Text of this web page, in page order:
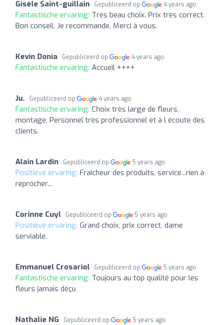
Gisèle Saint-guillain Gepubliceerd op 4 years ago
Fantastische ervaring: Très beau choix. Prix très correct.
Bon conseil. Je recommande. Merci à vous.
Kevin Donia Gepubliceerd op 4 years ago
Fantastische ervaring: Accueil ++++
Ju. Gepubliceerd op 4 years ago
Fantastische ervaring: Choix très large de fleurs,
montage. Personnel très professionnel et à l écoute des
clients.
Alain Lardin Gepubliceerd op 5 years ago
Positieve ervaring: Fraîcheur des produits, service...rien à
reprocher...
Corinne Cuyl Gepubliceerd op 5 years ago
Positieve ervaring: Grand choix, prix correct, dame
serviable.
Emmanuel Crosariol Gepubliceerd op 5 years ago
Fantastische ervaring: Toujours au top qualité pour les
fleurs jamais déçu
Nathalie NG Gepubliceerd op 5 years ago